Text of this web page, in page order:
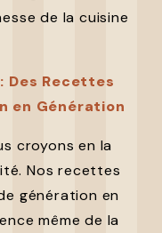
de la cuisine
Des Recettes
en Génération
croyons en la
Nos recettes
génération en
même de la